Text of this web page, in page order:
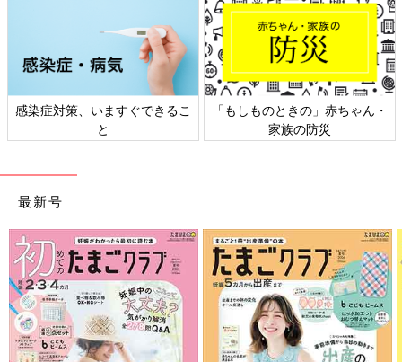
入院中のじょーくん。ウエスト症候群を発症してから機嫌が悪いことが増えた。
まきさんは、気になってインターネットで調べ始めます。
「インターネットで『赤ちゃん 手を上げる かたまる』などと
検索していたら『てんかん』にたどり着きました。そこからさら
に調べたら『ウエスト症候群』という病気を見つけ、ウエスト症
候群の赤ちゃんの発作の動画を見たんです。その赤ちゃんのてん
感染症対策、いますぐできるこ
と
「もしものときの」赤ちゃん・
家族の防災
最新号